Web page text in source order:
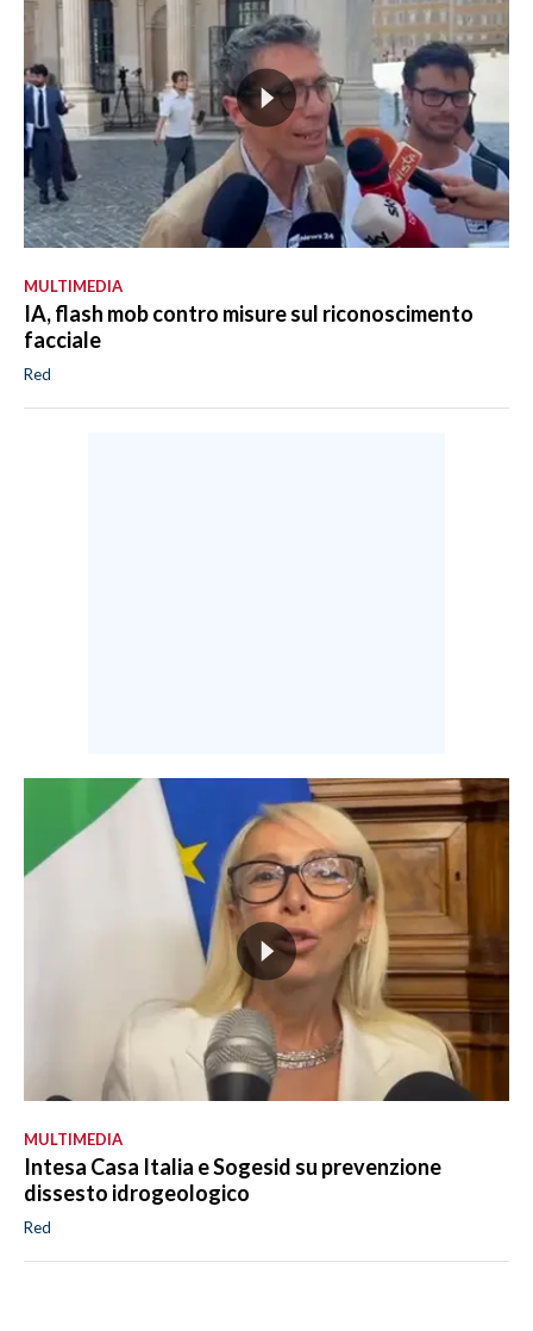
MULTIMEDIA
IA, flash mob contro misure sul riconoscimento
facciale
Red
MULTIMEDIA
Intesa Casa Italia e Sogesid su prevenzione
dissesto idrogeologico
Red